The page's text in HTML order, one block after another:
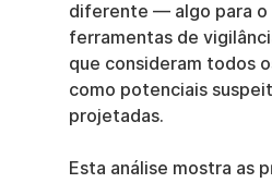
diferente — algo para o
ferramentas de
que consideram todos
como potenciais
projetadas.
Esta análise mostra as